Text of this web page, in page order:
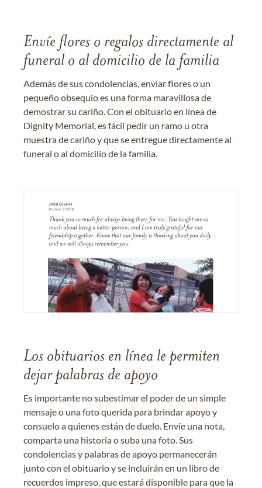
Envíe flores o regalos directamente al
funeral o al domicilio de la familia
Además de sus condolencias, enviar flores o un
pequeño obsequio es una forma maravillosa de
demostrar su cariño. Con el obituario en línea de
Dignity Memorial, es fácil pedir un ramo u otra
muestra de cariño y que se entregue directamente al
funeral o al domicilio de la familia.
Los obituarios en línea le permiten
dejar palabras de apoyo
Es importante no subestimar el poder de un simple
mensaje o una foto querida para brindar apoyo y
consuelo a quienes están de duelo. Envíe una nota,
comparta una historia o suba una foto. Sus
condolencias y palabras de apoyo permanecerán
junto con el obituario y se incluirán en un libro de
recuerdos impreso, que estará disponible para que la